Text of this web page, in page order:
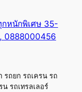
กหนักพิเศษ 35-
0888000456
รถยก รถเครน รถ
รถเทรลเลอร์